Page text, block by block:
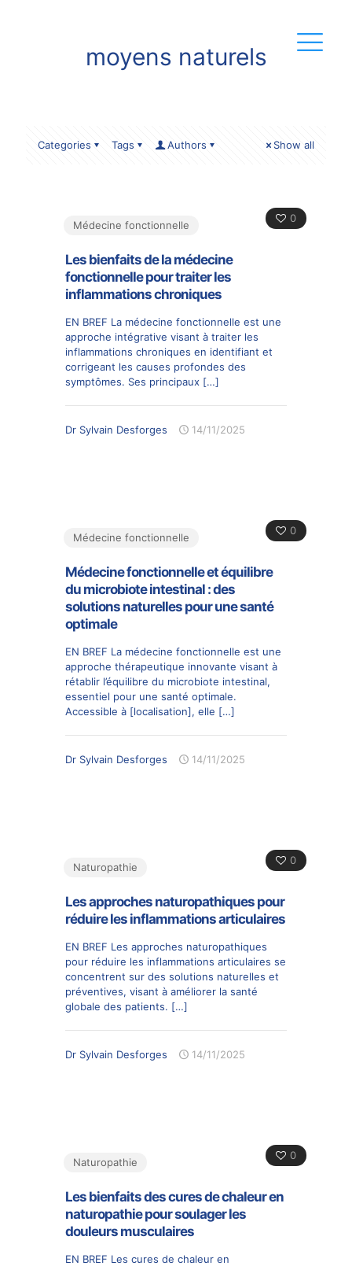
moyens naturels
Categories Tags Authors Show all
0
Médecine fonctionnelle
Les bienfaits de la médecine
fonctionnelle pour traiter les
inflammations chroniques
EN BREF La médecine fonctionnelle est une
approche intégrative visant à traiter les
inflammations chroniques en identifiant et
corrigeant les causes profondes des
symptômes. Ses principaux […]
Dr Sylvain Desforges 14/11/2025
0
Médecine fonctionnelle
Médecine fonctionnelle et équilibre
du microbiote intestinal : des
solutions naturelles pour une santé
optimale
EN BREF La médecine fonctionnelle est une
approche thérapeutique innovante visant à
rétablir l’équilibre du microbiote intestinal,
essentiel pour une santé optimale.
Accessible à [localisation], elle […]
Dr Sylvain Desforges 14/11/2025
0
Naturopathie
Les approches naturopathiques pour
réduire les inflammations articulaires
EN BREF Les approches naturopathiques
pour réduire les inflammations articulaires se
concentrent sur des solutions naturelles et
préventives, visant à améliorer la santé
globale des patients. […]
Dr Sylvain Desforges 14/11/2025
0
Naturopathie
Les bienfaits des cures de chaleur en
naturopathie pour soulager les
douleurs musculaires
EN BREF Les cures de chaleur en